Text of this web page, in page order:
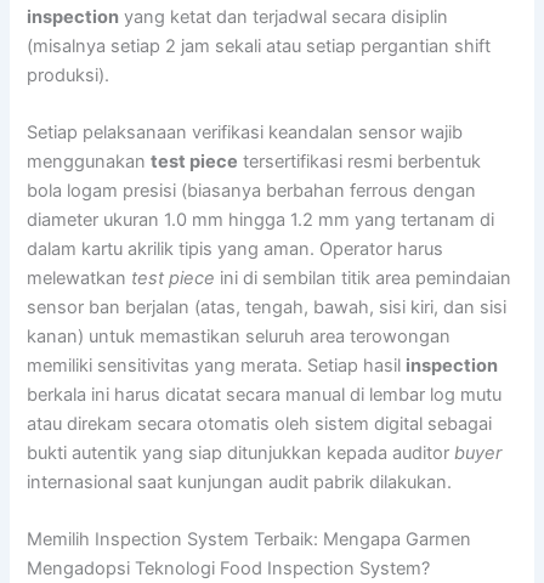
inspection yang ketat dan terjadwal secara disiplin
(misalnya setiap 2 jam sekali atau setiap pergantian shift
produksi).
Setiap pelaksanaan verifikasi keandalan sensor wajib
menggunakantest piece tersertifikasi resmi berbentuk
bola logam presisi (biasanya berbahan ferrous dengan
diameter ukuran 1.0 mm hingga 1.2 mm yang tertanam di
dalam kartu akrilik tipis yang aman. Operator harus
melewatkan test piece ini di sembilan titik area pemindaian
sensor ban berjalan (atas, tengah, bawah, sisi kiri, dan sisi
kanan) untuk memastikan seluruh area terowongan
memiliki sensitivitas yang merata. Setiap hasil inspection
berkala ini harus dicatat secara manual di lembar log mutu
atau direkam secara otomatis oleh sistem digital sebagai
bukti autentik yang siap ditunjukkan kepada auditorbuyer
internasional saat kunjungan audit pabrik dilakukan.
Memilih Inspection System Terbaik: Mengapa Garmen
Mengadopsi Teknologi Food Inspection System?